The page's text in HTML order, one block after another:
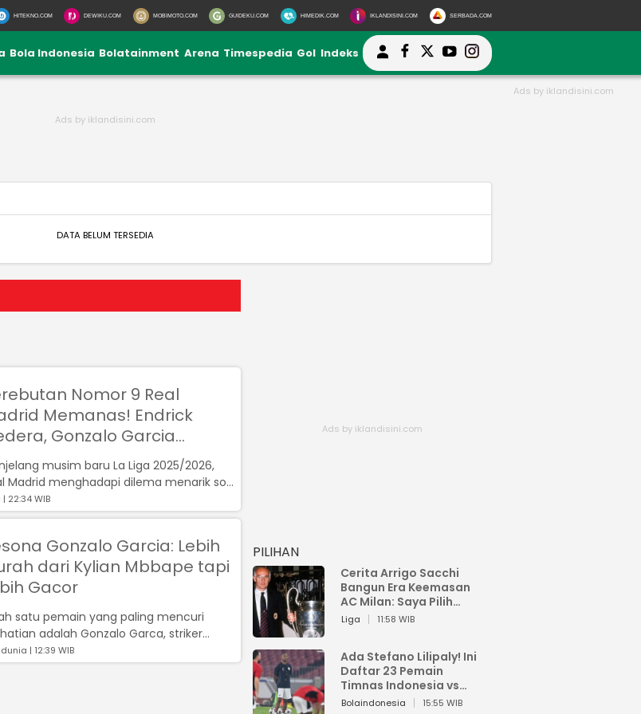
HITEKNO.COM DEWIKU.COM MOBIMOTO.COM GUIDEKU.COM HIMEDIK.COM IKLANDISINI.COM SERBADA.COM
Bola Indonesia Bolatainment Arena Timespedia Gol Indeks
DATA BELUM TERSEDIA
Nomor 9 Real
Memanas! Endrick
Gonzalo Garcia
musim baru La Liga 2025/2026,
Madrid menghadapi dilema menarik soal
mereka....
| 22:34 WIB
Gonzalo Garcia: Lebih
dari Kylian Mbbape tapi
Gacor
satu pemain yang paling mencuri
adalah Gonzalo Garca, striker
jebolan akademi Real Madrid,...
| 12:39 WIB
PILIHAN
Cerita Arrigo Sacchi
Bangun Era Keemasan
AC Milan: Saya Pilih
Pemain dari Isi Otaknya
Liga 11:58 WIB
Ada Stefano Lilipaly! Ini
Daftar 23 Pemain
Timnas Indonesia vs
China
Bolaindonesia 15:55 WIB